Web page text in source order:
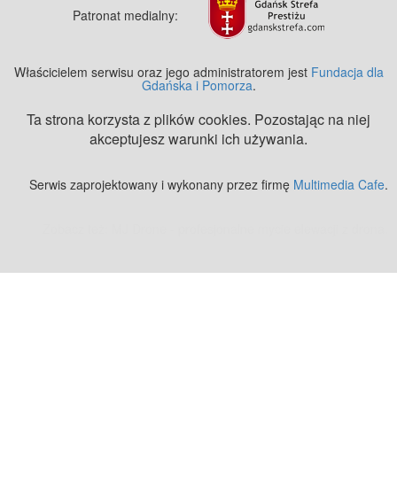
Patronat medialny:
Właścicielem serwisu oraz jego administratorem jest Fundacja dla
Gdańska i Pomorza.
Ta strona korzysta z plików cookies. Pozostając na niej
akceptujesz warunki ich używania.
Serwis zaprojektowany i wykonany przez firmę Multimedia Cafe.